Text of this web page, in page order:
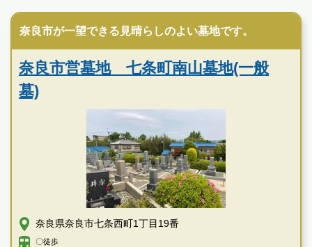
現地を見学して実際の雰囲気をお確かめください
霊園墓地のプロフェッショナルが無料でご案内いたしま
す
奈良市が一望できる見晴らしのよい墓地です。
奈良市営墓地 七条町南山墓地(一般
墓)
奈良県奈良市七条西町1丁目19番
〇徒歩